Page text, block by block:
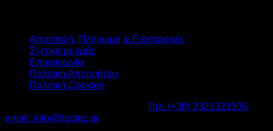
Αποστολή, Πληρωμή & Επιστροφές
Σχετικά με εμάς
Επικοινωνία
Πολιτική Απορρήτου
Πολιτική Cookies
Τηλ. (+30) 2321321506
email: info@hostec.gr